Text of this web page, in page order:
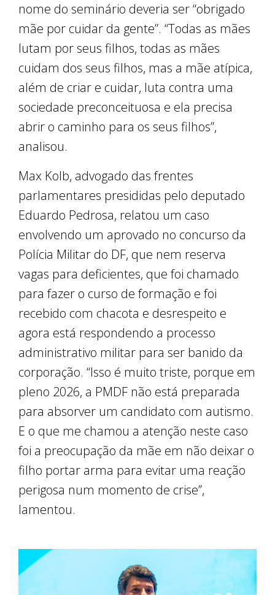
nome do seminário deveria ser “obrigado
mãe por cuidar da gente”. “Todas as mães
lutam por seus filhos, todas as mães
cuidam dos seus filhos, mas a mãe atípica,
além de criar e cuidar, luta contra uma
sociedade preconceituosa e ela precisa
abrir o caminho para os seus filhos”,
analisou.
Max Kolb, advogado das frentes
parlamentares presididas pelo deputado
Eduardo Pedrosa, relatou um caso
envolvendo um aprovado no concurso da
Polícia Militar do DF, que nem reserva
vagas para deficientes, que foi chamado
para fazer o curso de formação e foi
recebido com chacota e desrespeito e
agora está respondendo a processo
administrativo militar para ser banido da
corporação. “Isso é muito triste, porque em
pleno 2026, a PMDF não está preparada
para absorver um candidato com autismo.
E o que me chamou a atenção neste caso
foi a preocupação da mãe em não deixar o
filho portar arma para evitar uma reação
perigosa num momento de crise”,
lamentou.